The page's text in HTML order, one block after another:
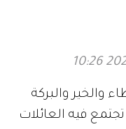
والخير والبركة
فيه العائلات